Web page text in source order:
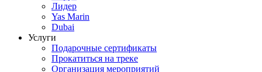
Лидер
Yas Marin
Dubai
Услуги
Подарочные сертификаты
Прокатиться на треке
Организация мероприятий